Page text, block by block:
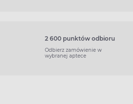
2 600 punktów odbioru
Odbierz zamówienie w
wybranej aptece